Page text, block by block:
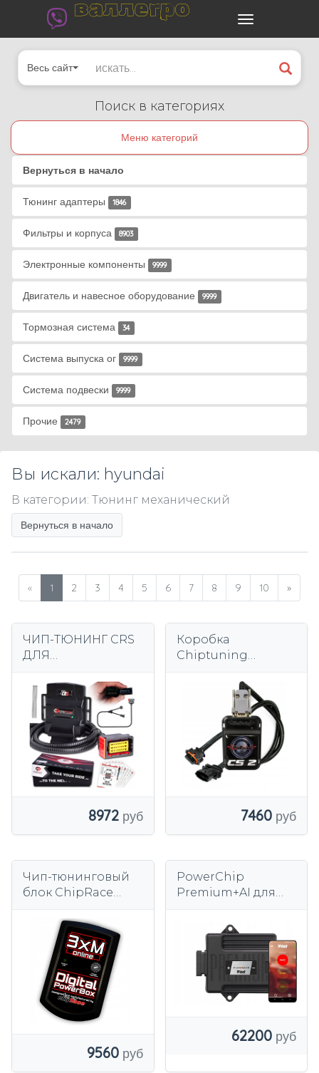
валлегро
Весь сайт
Поиск в категориях
Меню категорий
Вернуться в начало
Тюнинг адаптеры 1846
Фильтры и корпуса 8903
Электронные компоненты 9999
Двигатель и навесное оборудование 9999
Тормозная система 34
Система выпуска ог 9999
Система подвески 9999
Прочие 2479
Вы искали: hyundai
В категории: Тюнинг механический
Вернуться в начало
« 1 2 3 4 5 6 7 8 9 10 »
ЧИП-ТЮНИНГ CRS
ДЛЯ
ДИЗЕЛЬНЫМ
ДВИГАТЕЛЕМ
COMMON RAIL 08-
19
8972
Коробка
Chiptuning
Chiptuning для
бензинового
автомобиля CS2
7460
Чип-тюнинговый
блок ChipRace
штатного
дизельного
топлива Common
Rail
9560
PowerChip
Premium+AI для
(2020-) 1.6 T-GDi 150
км 110
62200